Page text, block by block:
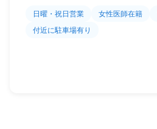
日曜・祝日営業 女性医師在籍
付近に駐車場有り